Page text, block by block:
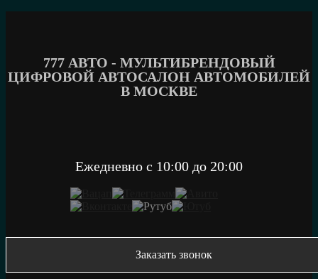
777 АВТО - МУЛЬТИБРЕНДОВЫЙ
ЦИФРОВОЙ АВТОСАЛОН АВТОМОБИЛЕЙ
В МОСКВЕ
Ежедневно c 10:00 до 20:00
Заказать звонок